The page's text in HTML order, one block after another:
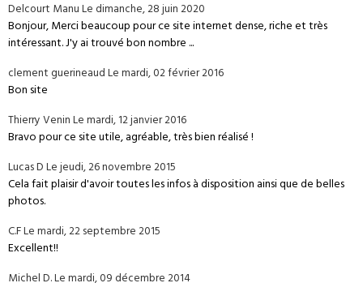
Delcourt ManuLe dimanche, 28 juin 2020
Bonjour, Merci beaucoup pour ce site internet dense, riche et très
intéressant. J'y ai trouvé bon nombre ...
clement guerineaudLe mardi, 02 février 2016
Bon site
Thierry VeninLe mardi, 12 janvier 2016
Bravo pour ce site utile, agréable, très bien réalisé !
Lucas DLe jeudi, 26 novembre 2015
Cela fait plaisir d'avoir toutes les infos à disposition ainsi que de belles
photos.
C.FLe mardi, 22 septembre 2015
Excellent!!
Michel D.Le mardi, 09 décembre 2014